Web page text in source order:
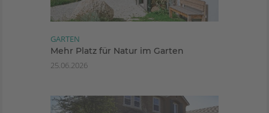
GARTEN
Mehr Platz für Natur im Garten
25.06.2026